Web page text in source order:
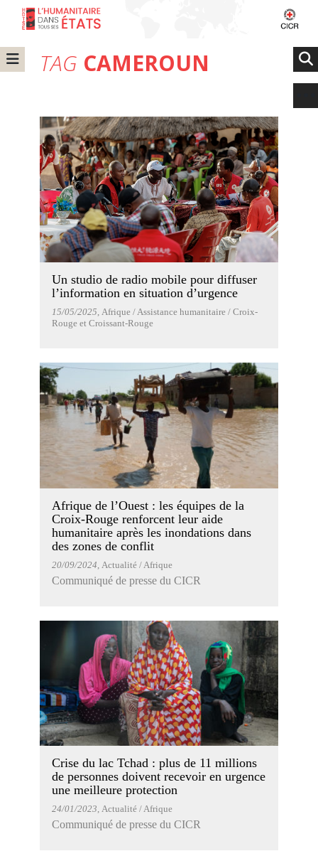
TAG CAMEROUN
Un studio de radio mobile pour diffuser
l’information en situation d’urgence
15/05/2025 , Afrique / Assistance humanitaire / Croix-
Rouge et Croissant-Rouge
Afrique de l’Ouest : les équipes de la
Croix-Rouge renforcent leur aide
humanitaire après les inondations dans
des zones de conflit
20/09/2024 , Actualité / Afrique
Communiqué de presse du CICR
Crise du lac Tchad : plus de 11 millions
de personnes doivent recevoir en urgence
une meilleure protection
24/01/2023, Actualité / Afrique
Communiqué de presse du CICR